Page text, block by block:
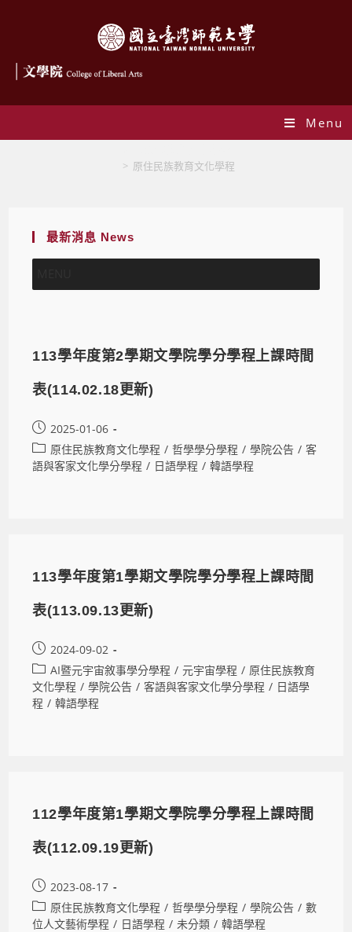
Menu
> 原住民族教育文化學程
最新消息 News
113學年度第2學期文學院學分學程上課時間
表(114.02.18更新)
2025-01-06
原住民族教育文化學程 / 哲學學分學程 / 學院公告 / 客
語與客家文化學分學程 / 日語學程 / 韓語學程
113學年度第1學期文學院學分學程上課時間
表(113.09.13更新)
2024-09-02
AI暨元宇宙敘事學分學程 / 元宇宙學程 / 原住民族教育
文化學程 / 學院公告 / 客語與客家文化學分學程 / 日語學
程 / 韓語學程
112學年度第1學期文學院學分學程上課時間
表(112.09.19更新)
2023-08-17
原住民族教育文化學程 / 哲學學分學程 / 學院公告 / 數
位人文藝術學程 / 日語學程 / 未分類 / 韓語學程